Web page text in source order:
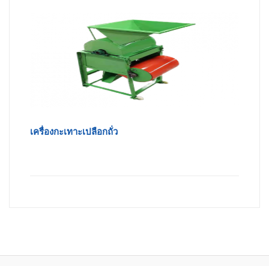
เครื่องกะเทาะเปลือกถั่ว